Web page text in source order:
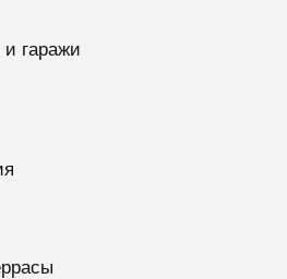
гаражи